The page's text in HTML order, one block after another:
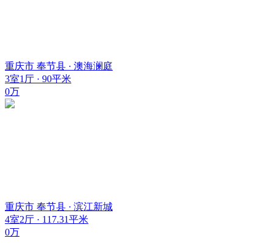
重庆市 奉节县 · 澳海澜庭
3室1厅 · 90平米
0万
重庆市 奉节县 · 滨江新城
4室2厅 · 117.31平米
0万